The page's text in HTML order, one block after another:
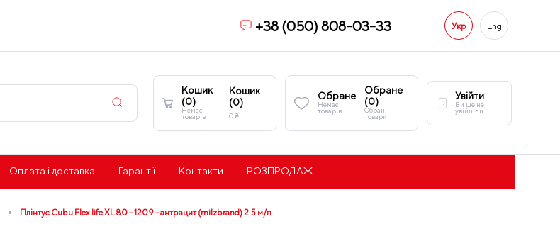
+38 (050) 808-03-33 Укр Eng
Кошик
(0)
Немає
товарів
Кошик
(0)
0₴
Обране
Немає
товарів
Обране
(0)
Обрані
товари
Увійти
Ви ще не
увійшли
Оплата і доставка Гарантії Контакти РОЗПРОДАЖ
• Плінтус Cubu Flex life XL 80 - 1209 - антрацит (milzbrand) 2.5 м/п